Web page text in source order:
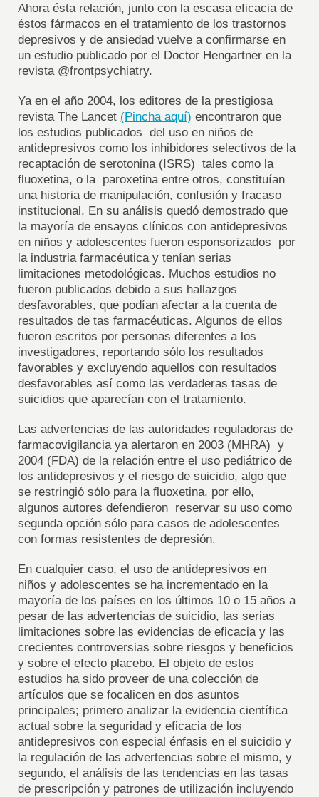
Ahora ésta relación, junto con la escasa eficacia de
éstos fármacos en el tratamiento de los trastornos
depresivos y de ansiedad vuelve a confirmarse en
un estudio publicado por el Doctor Hengartner en la
revista @frontpsychiatry.
Ya en el año 2004, los editores de la prestigiosa
revista The Lancet (Pincha aquí) encontraron que
los estudios publicados del uso en niños de
antidepresivos como los inhibidores selectivos de la
recaptación de serotonina (ISRS) tales como la
fluoxetina, o la paroxetina entre otros, constituían
una historia de manipulación, confusión y fracaso
institucional. En su análisis quedó demostrado que
la mayoría de ensayos clínicos con antidepresivos
en niños y adolescentes fueron esponsorizados por
la industria farmacéutica y tenían serias
limitaciones metodológicas. Muchos estudios no
fueron publicados debido a sus hallazgos
desfavorables, que podían afectar a la cuenta de
resultados de tas farmacéuticas. Algunos de ellos
fueron escritos por personas diferentes a los
investigadores, reportando sólo los resultados
favorables y excluyendo aquellos con resultados
desfavorables así como las verdaderas tasas de
suicidios que aparecían con el tratamiento.
Las advertencias de las autoridades reguladoras de
farmacovigilancia ya alertaron en 2003 (MHRA) y
2004 (FDA) de la relación entre el uso pediátrico de
los antidepresivos y el riesgo de suicidio, algo que
se restringió sólo para la fluoxetina, por ello,
algunos autores defendieron reservar su uso como
segunda opción sólo para casos de adolescentes
con formas resistentes de depresión.
En cualquier caso, el uso de antidepresivos en
niños y adolescentes se ha incrementado en la
mayoría de los países en los últimos 10 o 15 años a
pesar de las advertencias de suicidio, las serias
limitaciones sobre las evidencias de eficacia y las
crecientes controversias sobre riesgos y beneficios
y sobre el efecto placebo. El objeto de estos
estudios ha sido proveer de una colección de
artículos que se focalicen en dos asuntos
principales; primero analizar la evidencia científica
actual sobre la seguridad y eficacia de los
antidepresivos con especial énfasis en el suicidio y
la regulación de las advertencias sobre el mismo, y
segundo, el análisis de las tendencias en las tasas
de prescripción y patrones de utilización incluyendo